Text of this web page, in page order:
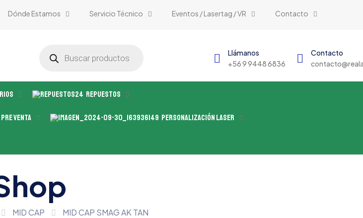
Dónde Estamos Servicio Técnico Eventos / Lasertag / VR Contacto
productos
Llámanos
+56 9 9448 6836
Contacto
Repuestos
Pre Venta Personalización Laser
MID CAP MID CAP SMAG AK TAN